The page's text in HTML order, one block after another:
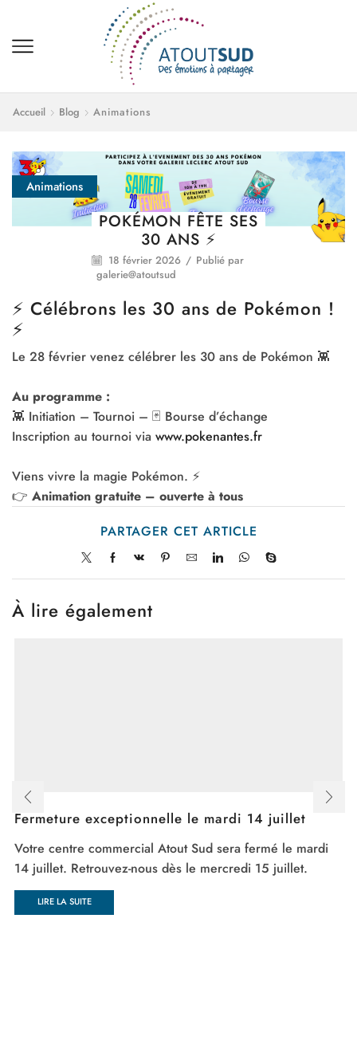
Accueil Blog Animations
Animations
POKÉMON FÊTE SES
30 ANS ⚡️
18 février 2026 / Publié par
galerie@atoutsud
⚡️ Célébrons les 30 ans de Pokémon !
⚡️
Le 28 février venez célébrer les 30 ans de Pokémon 👾
Au programme :
👾 Initiation – Tournoi – 🃏 Bourse d’échange
Inscription au tournoi via www.pokenantes.fr
Viens vivre la magie Pokémon. ⚡️
👉 Animation gratuite – ouverte à tous
PARTAGER CET ARTICLE
À lire également
Fermeture exceptionnelle le mardi 14 juillet
Votre centre commercial Atout Sud sera fermé le mardi
14 juillet. Retrouvez-nous dès le mercredi 15 juillet.
LIRE LA SUITE